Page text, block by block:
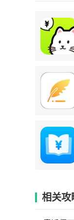
相关攻